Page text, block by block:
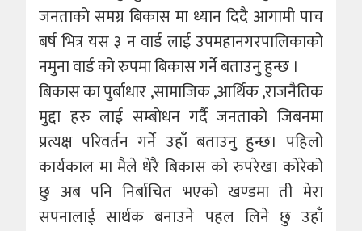
जनताको समग्र बिकास मा ध्यान दिदै आगामी पाच
बर्ष भित्र यस ३ न वार्ड लाई उपमहानगरपालिकाको
नमुना वार्ड को रुपमा बिकास गर्ने बताउनु हुन्छ ।
बिकास का पुर्बाधार ,सामाजिक ,आर्थिक ,राजनैतिक
मुद्दा हरु लाई सम्बोधन गर्दै जनताको जिबनमा
प्रत्यक्ष परिवर्तन गर्ने उहाँ बताउनु हुन्छ। पहिलो
कार्यकाल मा मैले धेरै बिकास को रुपरेखा कोरेको
छु अब पनि निर्बाचित भएको खण्डमा ती मेरा
सपनालाई सार्थक बनाउने पहल लिने छु उहाँ